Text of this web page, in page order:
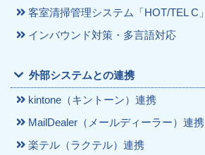
客室清掃管理システム「HOT/TEL C」
インバウンド対策・多言語対応
外部システムとの連携
kintone（キントーン）連携
MailDealer（メールディーラー）連携
楽テル（ラクテル）連携